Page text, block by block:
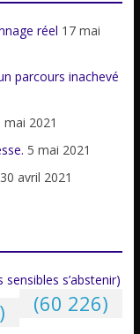
réel 17 mai
parcours inachevé
mai 2021
5 mai 2021
30 avril 2021
s’abstenir)
(60 226)